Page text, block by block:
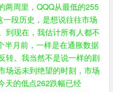
两周里，QQQ从最低的255
段历史，是想说往往市场
到现在，我估计所有人都不
半月前，一样是在通胀数据
转。我当然不是说一样的剧
场远未到绝望的时刻，市场
天的低点262跌幅已经